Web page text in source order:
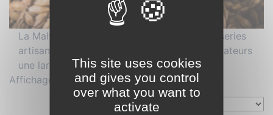
La Malterie des Volcans propose à ses brasseries
artisanales, microbrasseries et brasseurs amateurs
une large gamme de malts d’orge
Affichage de 49–50 sur 50 résultats
This site uses cookies
and gives you control
over what you want to
activate